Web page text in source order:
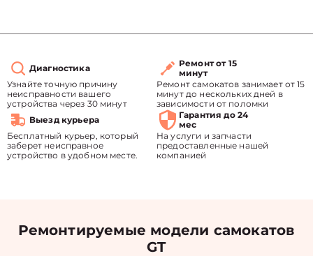
Диагностика
Узнайте точную причину
неисправности вашего
устройства через 30 минут
Ремонт от 15
минут
Ремонт самокатов занимает от 15
минут до нескольких дней в
зависимости от поломки
Выезд курьера
Бесплатный курьер, который
заберет неисправное
устройство в удобном месте.
Гарантия до 24
мес
На услуги и запчасти
предоставленные нашей
компанией
Ремонтируемые модели самокатов
GT